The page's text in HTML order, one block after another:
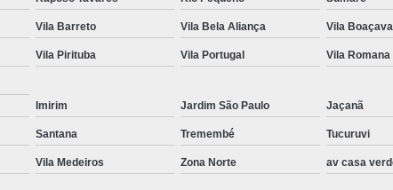
Instalação de Maquina de Lavar Roupa
Instalação
Instalação Eletrica Maquina de Lavar Roupa
Instalação para Maquina de Lavar Roupa
Instalar
Instalar Maquina Lavar Roupa
Maquina de
Samsung Instalação Maquina de Lavar
Vila Barreto Vila Bela Aliança Vila Boaçava
Vila Pirituba Vila Portugal Vila Romana
Imirim Jardim São Paulo Jaçanã
Santana Tremembé Tucuruvi
Vila Medeiros Zona Norte av casa